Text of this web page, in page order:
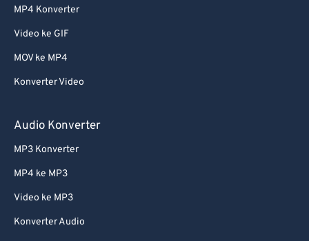
MP4 Konverter
Video ke GIF
MOV ke MP4
Konverter Video
Audio Konverter
MP3 Konverter
MP4 ke MP3
Video ke MP3
Konverter Audio